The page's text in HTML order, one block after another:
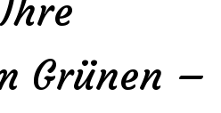
Grünen –